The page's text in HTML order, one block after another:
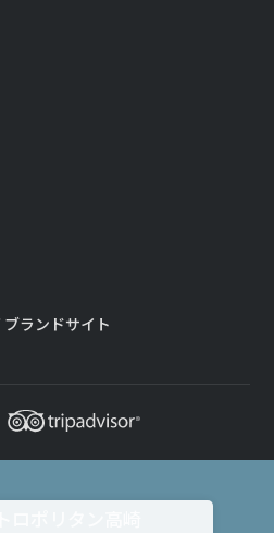
ランドサイト
ロポリタン高崎